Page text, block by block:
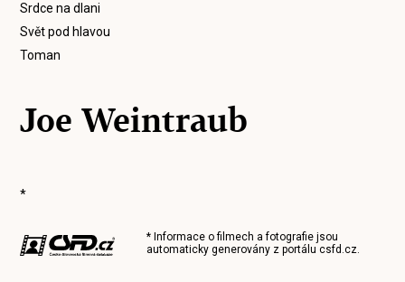
Srdce na dlani
Svět pod hlavou
Toman
Joe Weintraub
*
* Informace o filmech a fotografie jsou
automaticky generovány z portálucsfd.cz.